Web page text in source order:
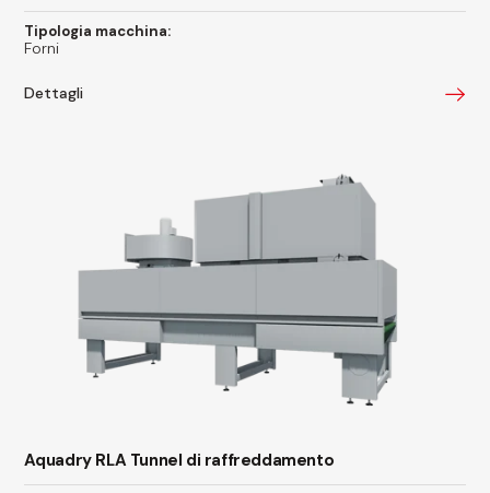
Tipologia macchina:
Forni
Dettagli
Aquadry RLA Tunnel di raffreddamento